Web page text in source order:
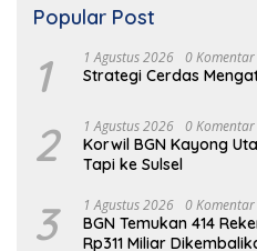
Popular Post
1 1 Agustus 2026 0 Komentar
Strategi Cerdas
2 1 Agustus 2026 0 Komentar
Korwil BGN Kayong
Tapi ke Sulsel
3 1 Agustus 2026 0 Komentar
BGN Temukan 414
Rp311 Miliar